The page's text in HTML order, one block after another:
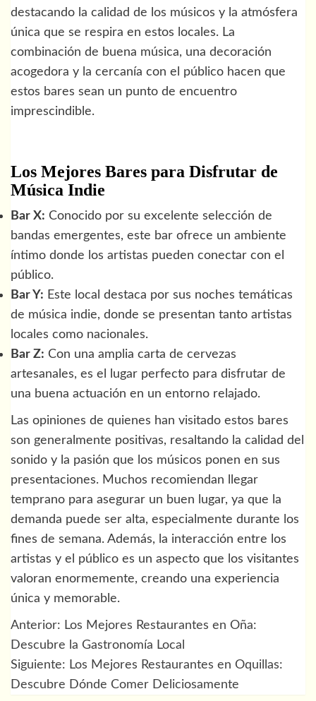
destacando la calidad de los músicos y la atmósfera
única que se respira en estos locales. La
combinación de buena música, una decoración
acogedora y la cercanía con el público hacen que
estos bares sean un punto de encuentro
imprescindible.
Los Mejores Bares para Disfrutar de
Música Indie
Bar X: Conocido por su excelente selección de
bandas emergentes, este bar ofrece un ambiente
íntimo donde los artistas pueden conectar con el
público.
Bar Y: Este local destaca por sus noches temáticas
de música indie, donde se presentan tanto artistas
locales como nacionales.
Bar Z: Con una amplia carta de cervezas
artesanales, es el lugar perfecto para disfrutar de
una buena actuación en un entorno relajado.
Las opiniones de quienes han visitado estos bares
son generalmente positivas, resaltando la calidad del
sonido y la pasión que los músicos ponen en sus
presentaciones. Muchos recomiendan llegar
temprano para asegurar un buen lugar, ya que la
demanda puede ser alta, especialmente durante los
fines de semana. Además, la interacción entre los
artistas y el público es un aspecto que los visitantes
valoran enormemente, creando una experiencia
única y memorable.
Navegación
de
entradas
Anterior: Los Mejores Restaurantes en Oña:
Descubre la Gastronomía Local
Siguiente: Los Mejores Restaurantes en Oquillas:
Descubre Dónde Comer Deliciosamente